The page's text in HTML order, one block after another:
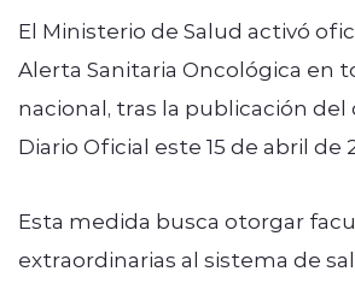
El Ministerio de Salud activó
Alerta Sanitaria Oncológica en
nacional, tras la publicación del
Diario Oficial este 15 de abril de
Esta medida busca otorgar
extraordinarias al sistema de